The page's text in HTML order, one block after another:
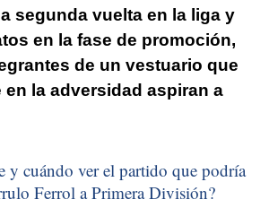
segunda vuelta en la liga y
en la fase de promoción,
de un vestuario que
la adversidad aspiran a
y cuándo ver el partido que podría
Ferrol a Primera División?